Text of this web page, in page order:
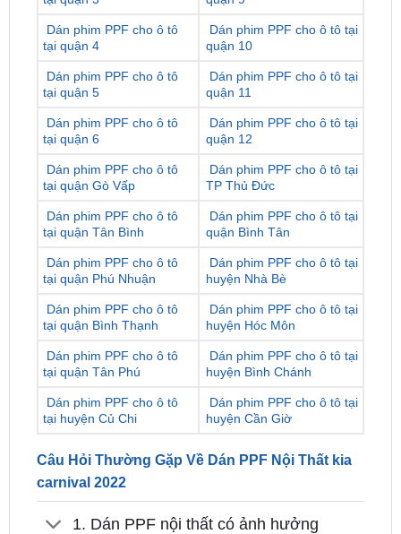
Dán phim PPF cho ô tô
tại quận 5
Dán phim PPF cho ô tô tại
quận 11
Dán phim PPF cho ô tô
tại quận 6
Dán phim PPF cho ô tô tại
quận 12
Dán phim PPF cho ô tô
tại quận Gò Vấp
Dán phim PPF cho ô tô tại
TP Thủ Đức
Dán phim PPF cho ô tô
tại quận Tân Bình
Dán phim PPF cho ô tô tại
quận Bình Tân
Dán phim PPF cho ô tô
tại quận Phú Nhuận
Dán phim PPF cho ô tô tại
huyện Nhà Bè
Dán phim PPF cho ô tô
tại quận Bình Thạnh
Dán phim PPF cho ô tô tại
huyện Hóc Môn
Dán phim PPF cho ô tô
tại quận Tân Phú
Dán phim PPF cho ô tô tại
huyện Bình Chánh
Dán phim PPF cho ô tô
tại huyện Củ Chi
Dán phim PPF cho ô tô tại
huyện Cần Giờ
Câu Hỏi Thường Gặp Về Dán PPF Nội Thất kia
1. Dán PPF nội thất có ảnh hưởng
đến bảo hành hãng KIA không?